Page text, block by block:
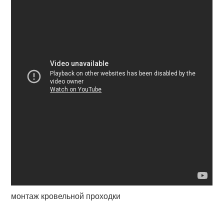
монтаж кровельной проходки